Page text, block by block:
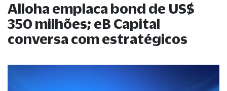
Alloha emplaca bond de US$
350 milhões; eB Capital
conversa com estratégicos